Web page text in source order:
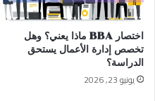
اختصار BBA ماذا يعني؟ وهل
تخصص إدارة الأعمال يستحق
الدراسة؟
يونيو 23, 2026